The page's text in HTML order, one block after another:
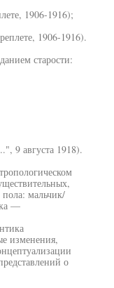
1906-1916);
1906-1916).
старости:
9 августа 1918).
мальчик/
—
изменения,
о